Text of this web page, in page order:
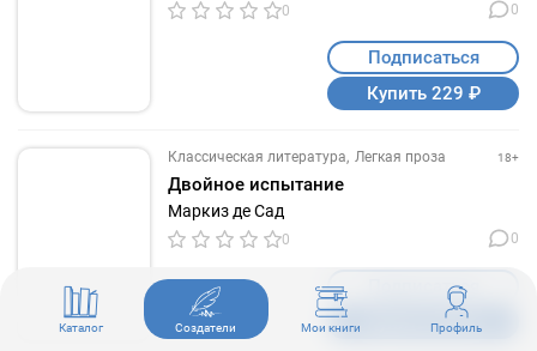
0 0
Подписаться
Купить 229 ₽
Классическая литература Легкая проза 18+
Двойное испытание
Маркиз де Сад
0 0
Подписаться
Купить 229 ₽
Каталог Создатели Мои книги Профиль